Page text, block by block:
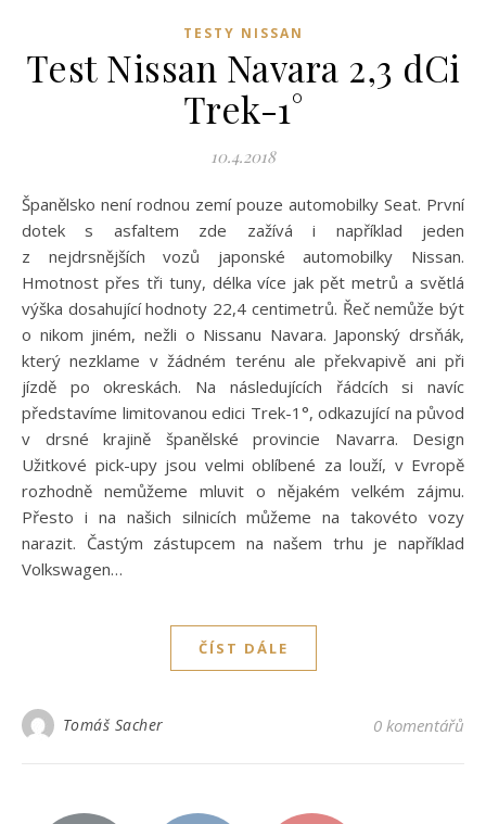
TESTY NISSAN
Test Nissan Navara 2,3 dCi
Trek-1°
10.4.2018
Španělsko není rodnou zemí pouze automobilky Seat. První
dotek s asfaltem zde zažívá i například jeden
z nejdrsnějších vozů japonské automobilky Nissan.
Hmotnost přes tři tuny, délka více jak pět metrů a světlá
výška dosahující hodnoty 22,4 centimetrů. Řeč nemůže být
o nikom jiném, nežli o Nissanu Navara. Japonský drsňák,
který nezklame v žádném terénu ale překvapivě ani při
jízdě po okreskách. Na následujících řádcích si navíc
představíme limitovanou edici Trek-1°, odkazující na původ
v drsné krajině španělské provincie Navarra. Design
Užitkové pick-upy jsou velmi oblíbené za louží, v Evropě
rozhodně nemůžeme mluvit o nějakém velkém zájmu.
Přesto i na našich silnicích můžeme na takovéto vozy
narazit. Častým zástupcem na našem trhu je například
Volkswagen…
ČÍST DÁLE
Tomáš Sacher 0 komentářů